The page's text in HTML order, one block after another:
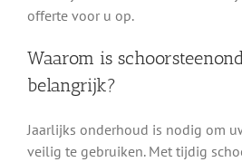
offerte voor u op.
Waarom is
belangrijk?
Jaarlijks onderhoud is nodig om
veilig te gebruiken. Met tijdig